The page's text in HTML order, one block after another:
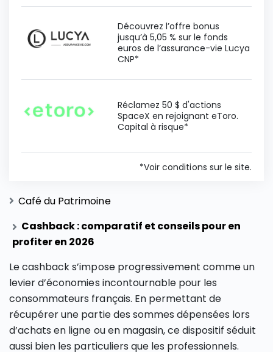
Découvrez l’offre bonus
jusqu’à 5,05 % sur le fonds
euros de l’assurance-vie Lucya
CNP*
Réclamez 50 $ d'actions
SpaceX en rejoignant eToro.
Capital à risque*
*Voir conditions sur le site.
Café du Patrimoine
Cashback : comparatif et conseils pour en
profiter en 2026
Le cashback s’impose progressivement comme un
levier d’économies incontournable pour les
consommateurs français. En permettant de
récupérer une partie des sommes dépensées lors
d’achats en ligne ou en magasin, ce dispositif séduit
aussi bien les particuliers que les professionnels.